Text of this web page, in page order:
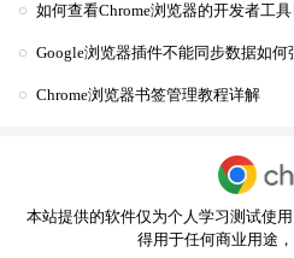
如何查看Chrome浏览器的开发者工
Google浏览器插件不能同步数据如何
Chrome浏览器书签管理教程详解
本站提供的软件仅为个人学习测试使
得用于任何商业用途，